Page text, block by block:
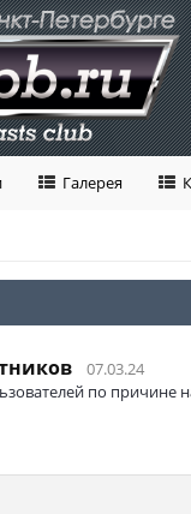
Галерея
07.03.24
по